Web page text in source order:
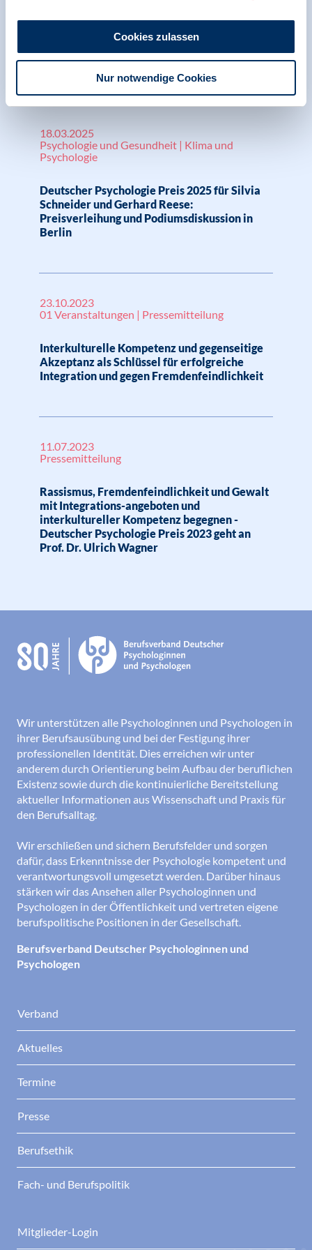
Cookies zulassen
Nur notwendige Cookies
Forschung zur Verbesserung der
Lebensbedingungen junger Menschen:
Gerhard Reese
18.03.2025
Psychologie und Gesundheit | Klima und
Psychologie
Deutscher Psychologie Preis 2025 für Silvia
Schneider und Gerhard Reese:
Preisverleihung und Podiumsdiskussion in
Berlin
23.10.2023
01 Veranstaltungen | Pressemitteilung
Interkulturelle Kompetenz und gegenseitige
Akzeptanz als Schlüssel für erfolgreiche
Integration und gegen Fremdenfeindlichkeit
11.07.2023
Pressemitteilung
Rassismus, Fremdenfeindlichkeit und Gewalt
mit Integrations-angeboten und
interkultureller Kompetenz begegnen -
Deutscher Psychologie Preis 2023 geht an
Prof. Dr. Ulrich Wagner
Wir unterstützen alle Psychologinnen und Psychologen in
ihrer Berufsausübung und bei der Festigung ihrer
professionellen Identität. Dies erreichen wir unter
anderem durch Orientierung beim Aufbau der beruflichen
Existenz sowie durch die kontinuierliche Bereitstellung
aktueller Informationen aus Wissenschaft und Praxis für
den Berufsalltag.
Wir erschließen und sichern Berufsfelder und sorgen
dafür, dass Erkenntnisse der Psychologie kompetent und
verantwortungsvoll umgesetzt werden. Darüber hinaus
stärken wir das Ansehen aller Psychologinnen und
Psychologen in der Öffentlichkeit und vertreten eigene
berufspolitische Positionen in der Gesellschaft.
Berufsverband Deutscher Psychologinnen und
Psychologen
Verband
Aktuelles
Termine
Presse
Berufsethik
Fach- und Berufspolitik
Mitglieder-Login